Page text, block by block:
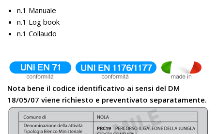
n.1 Manuale
n.1 Log book
n.1 Collaudo
Nota bene il codice identificativo ai sensi del DM
18/05/07 viene richiesto e preventivato separatamente.